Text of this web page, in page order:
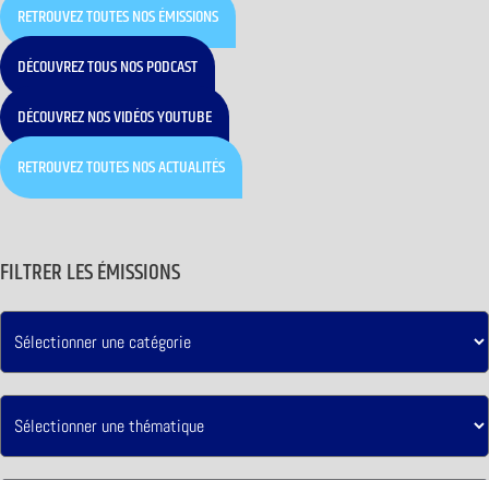
RETROUVEZ TOUTES NOS ÉMISSIONS
DÉCOUVREZ TOUS NOS PODCAST
DÉCOUVREZ NOS VIDÉOS YOUTUBE
RETROUVEZ TOUTES NOS ACTUALITÉS
FILTRER LES ÉMISSIONS